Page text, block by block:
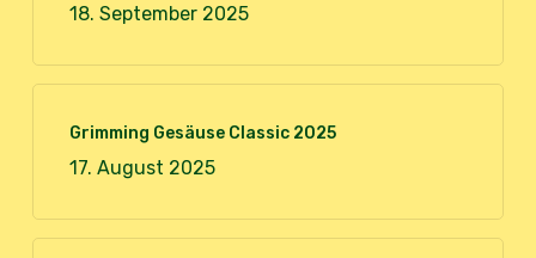
18. September 2025
Grimming Gesäuse Classic 2025
17. August 2025